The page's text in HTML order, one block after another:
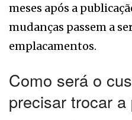
meses após a
mudanças passem a
emplacamentos.
Como será o
precisar trocar